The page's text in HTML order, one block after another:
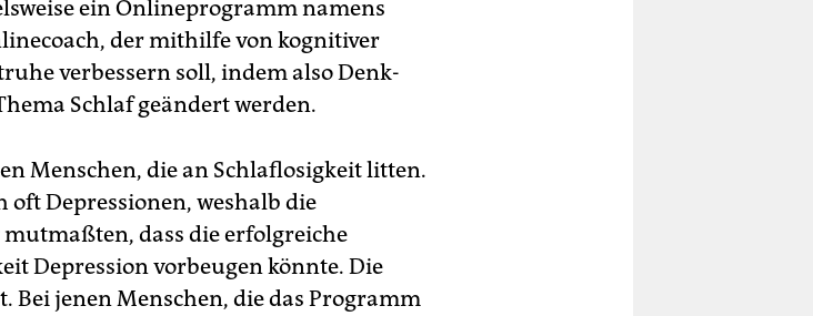
ein Onlineprogramm namens
der mithilfe von kog­ni­tiver
verbessern soll, indem also Denk-
Schlaf geändert werden.
Menschen, die an Schlaflosigkeit litten.
Depressionen, weshalb die
dass die erfolgreiche
Depression vorbeugen könnte. Die
Bei jenen Menschen, die das Programm